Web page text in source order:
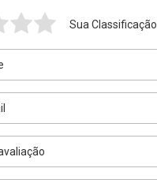
Sua Classificação